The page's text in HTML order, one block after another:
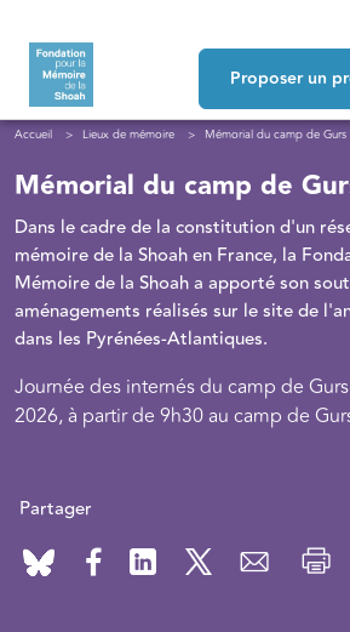
Proposer un
Fil d'Ariane
Accueil Lieux de mémoire Mémorial du camp de Gurs
Mémorial du camp de
Dans le cadre de la constitution d'un
mémoire de la Shoah en France, la
Mémoire de la Shoah a apporté son
aménagements réalisés sur le site de
dans les Pyrénées-Atlantiques.
Journée des internés du camp de
2026, à partir de 9h30 au camp de
Partager